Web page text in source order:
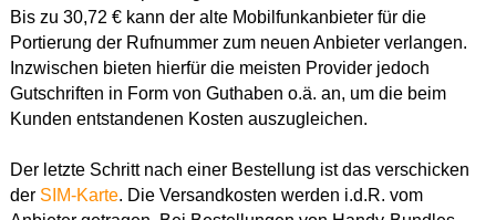
Bis zu 30,72 € kann der alte Mobilfunkanbieter für die
Portierung der Rufnummer zum neuen Anbieter verlangen.
Inzwischen bieten hierfür die meisten Provider jedoch
Gutschriften in Form von Guthaben o.ä. an, um die beim
Kunden entstandenen Kosten auszugleichen.
Der letzte Schritt nach einer Bestellung ist das verschicken
der SIM-Karte. Die Versandkosten werden i.d.R. vom